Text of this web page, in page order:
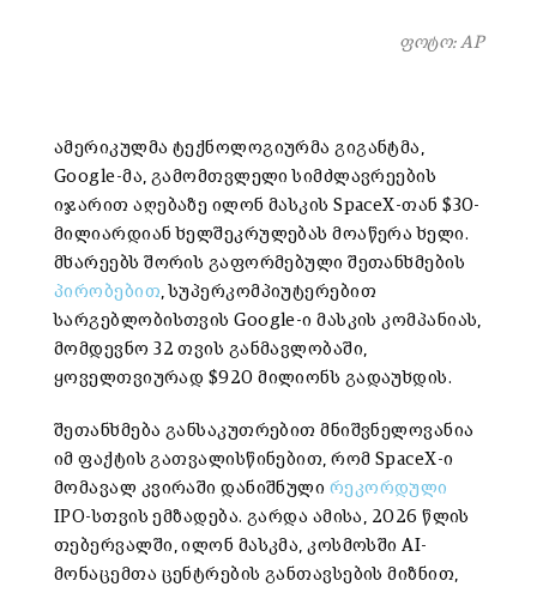
ფოტო: AP
ამერიკულმა ტექნოლოგიურმა გიგანტმა,
Google-მა, გამომთვლელი სიმძლავრეების
იჯარით აღებაზე ილონ მასკის SpaceX-თან $30-
მილიარდიან ხელშეკრულებას მოაწერა ხელი.
მხარეებს შორის გაფორმებული შეთანხმების
პირობებით, სუპერკომპიუტერებით
სარგებლობისთვის Google-ი მასკის კომპანიას,
მომდევნო 32 თვის განმავლობაში,
ყოველთვიურად $920 მილიონს გადაუხდის.
შეთანხმება განსაკუთრებით მნიშვნელოვანია
იმ ფაქტის გათვალისწინებით, რომ SpaceX-ი
მომავალ კვირაში დანიშნული რეკორდული
IPO-სთვის ემზადება. გარდა ამისა, 2026 წლის
თებერვალში, ილონ მასკმა, კოსმოსში AI-
მონაცემთა ცენტრების განთავსების მიზნით,